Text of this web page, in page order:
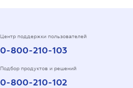
Центр поддержки пользователей
0-800-210-103
Подбор продуктов и решений
0-800-210-102